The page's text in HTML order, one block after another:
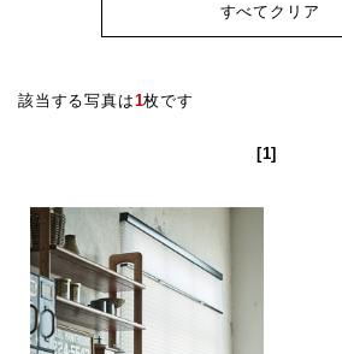
すべてクリア
該当する写真は1枚です
[1]